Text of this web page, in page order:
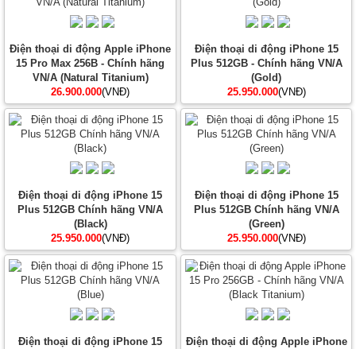
Điện thoại di động Apple iPhone
15 Pro Max 256B - Chính hãng
VN/A (Natural Titanium)
26.900.000(VNĐ)
Điện thoại di động iPhone 15
Plus 512GB - Chính hãng VN/A
(Gold)
25.950.000(VNĐ)
Điện thoại di động iPhone 15
Plus 512GB Chính hãng VN/A
(Black)
25.950.000(VNĐ)
Điện thoại di động iPhone 15
Plus 512GB Chính hãng VN/A
(Green)
25.950.000(VNĐ)
Điện thoại di động iPhone 15
Điện thoại di động Apple iPhone